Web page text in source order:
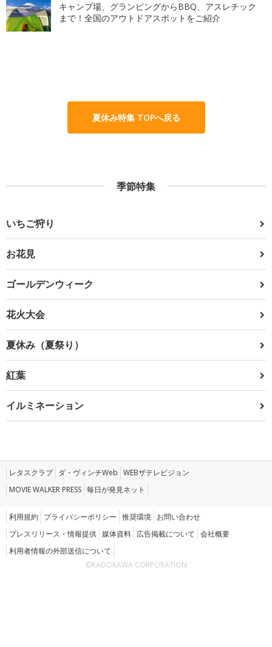
キャンプ場、グランピングからBBQ、アスレチック
まで！全国のアウトドアスポットをご紹介
夏休み特集 TOPへ戻る
季節特集
いちご狩り
お花見
ゴールデンウィーク
花火大会
夏休み（夏祭り）
紅葉
イルミネーション
レタスクラブ ダ・ヴィンチWeb WEBザテレビジョン
MOVIE WALKER PRESS 毎日が発見ネット
利用規約 プライバシーポリシー 推奨環境 お問い合わせ
プレスリリース・情報提供 媒体資料 広告掲載について 会社概要
利用者情報の外部送信について
©KADOKAWA CORPORATION